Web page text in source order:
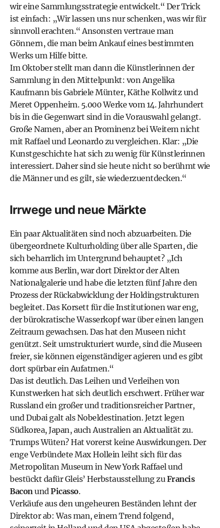
wir eine Sammlungsstrategie entwickelt.“ Der Trick
ist einfach: „Wir lassen uns nur schenken, was wir für
sinnvoll erachten.“ Ansonsten vertraue man
Gönnern, die man beim Ankauf eines bestimmten
Werks um Hilfe bitte.
Im Oktober stellt man dann die Künstlerinnen der
Sammlung in den Mittelpunkt: von Angelika
Kaufmann bis Gabriele Münter, Käthe Kollwitz und
Meret Oppenheim. 5.000 Werke vom 14. Jahrhundert
bis in die Gegenwart sind in die Vorauswahl gelangt.
Große Namen, aber an Prominenz bei Weitem nicht
mit Raffael und Leonardo zu vergleichen. Klar: „Die
Kunstgeschichte hat sich zu wenig für Künstlerinnen
interessiert. Daher sind sie heute nicht so berühmt wie
die Männer und es gilt, sie wiederzuentdecken.“
Irrwege und neue Märkte
Ein paar Aktualitäten sind noch abzuarbeiten. Die
übergeordnete Kulturholding über alle Sparten, die
sich beharrlich im Untergrund behauptet? „Ich
komme aus Berlin, war dort Direktor der Alten
Nationalgalerie und habe die letzten fünf Jahre den
Prozess der Rückabwicklung der Holdingstrukturen
begleitet. Das Korsett für die Institutionen war eng,
der bürokratische Wasserkopf war über einen langen
Zeitraum gewachsen. Das hat den Museen nicht
genützt. Seit umstrukturiert wurde, sind die Museen
freier, sie können eigenständiger agieren und es gibt
dort spürbar ein Aufatmen.“
Das ist deutlich. Das Leihen und Verleihen von
Kunstwerken hat sich deutlich erschwert. Früher war
Russland ein großer und traditionsreicher Partner,
und Dubai galt als Nobeldestination. Jetzt legen
Südkorea, Japan, auch Australien an Aktualität zu.
Trumps Wüten? Hat vorerst keine Auswirkungen. Der
enge Verbündete Max Hollein leiht sich für das
Metropolitan Museum in New York Raffael und
bestückt dafür Gleis’ Herbstausstellung zuFrancis
BaconundPicasso.
Verkäufe aus den ungeheuren Beständen lehnt der
Direktor ab: Was man, einem Trend folgend,